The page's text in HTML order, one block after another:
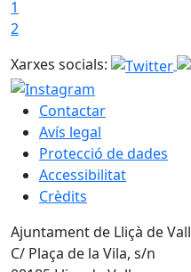
1
2
Xarxes socials:
Contactar
Avís legal
Protecció de dades
Accessibilitat
Crèdits
Ajuntament de Lliçà de Vall
C/ Plaça de la Vila, s/n